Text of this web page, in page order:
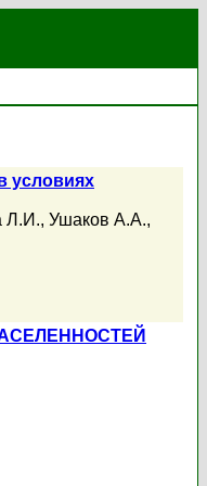
условиях
Л.И., Ушаков А.А.,